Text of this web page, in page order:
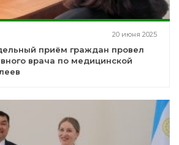
20 июня 2025
приём граждан провел
врача по медицинской